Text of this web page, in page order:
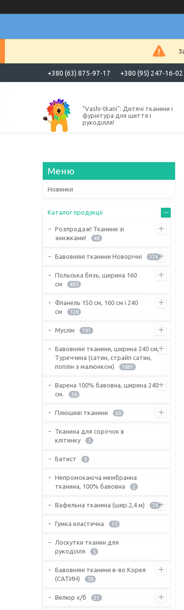
+380 (63) 875-97-17 +380 (95) 247-16-02
"Vashi-tkani": Дитячі тканини і
фурнітура для шиття і
рукоділля!
Новинки
Каталог продукції
Розпродаж! Тканини зі
знижками!
48
Бавовняні тканини Новорічні 174
Польська бязь, ширина 160
см
485
Фланель 150 см, 160 см і 240
см
728
Муслін 791
Бавовняні тканини, ширина 240 см,
Туреччина (сатин, страйп сатин,
поплін з малюнком)
1881
Варена 100% бавовна, ширина 240
см.
36
Плюшеві тканини 60
Тканина для сорочок в
клітинку
3
Батист 9
Непромокаюча мембранна
тканина, 100% бавовна
2
Вафельна тканина (шир.2,4 м) 78
Гумка еластична 15
Лоскутки тканин для
рукоділля
5
Бавовняні тканини в-во Корея
(САТИН)
58
Велюр х/б 21